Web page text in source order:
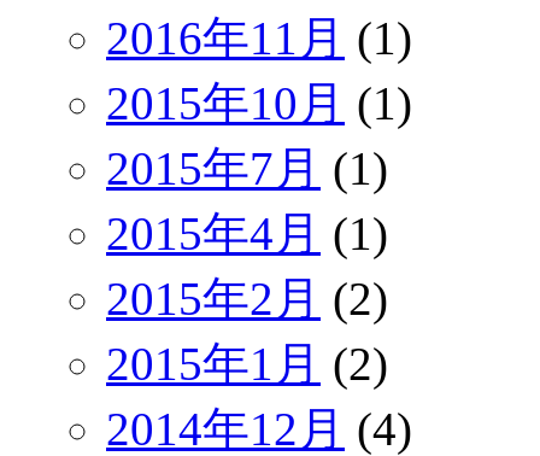
2016年11月 (1)
2015年10月 (1)
2015年7月 (1)
2015年4月 (1)
2015年2月 (2)
2015年1月 (2)
2014年12月 (4)